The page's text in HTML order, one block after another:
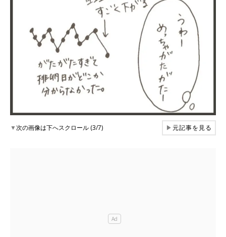
▼次の画像は下へスクロール (3/7) ▶元記事を見る